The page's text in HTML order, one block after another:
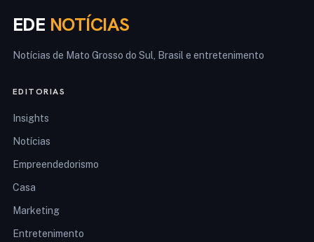
EDE NOTÍCIAS
Notícias de Mato Grosso do Sul, Brasil e entretenimento
EDITORIAS
Insights
Notícias
Empreendedorismo
Casa
Marketing
Entretenimento